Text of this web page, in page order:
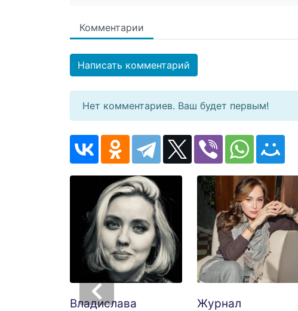
Комментарии
Написать комментарий
Нет комментариев. Ваш будет первым!
Владислава
Журнал